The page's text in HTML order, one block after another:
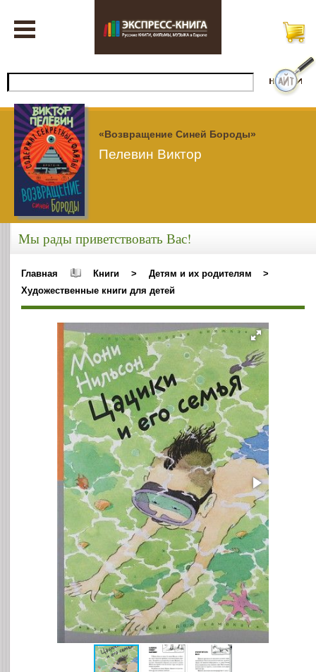
«Возвращение Синей Бороды»
Пелевин Виктор
Мы рады приветствовать Вас!
Главная Книги > Детям и их родителям
>
Художественные книги для детей